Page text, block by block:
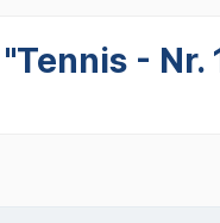
- Nr.